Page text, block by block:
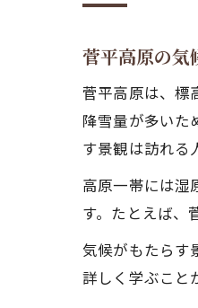
菅平高原の気
菅平高原は、標
降雪量が多いた
す景観は訪れる
高原一帯には湿
す。たとえば、
気候がもたらす
詳しく学ぶこと